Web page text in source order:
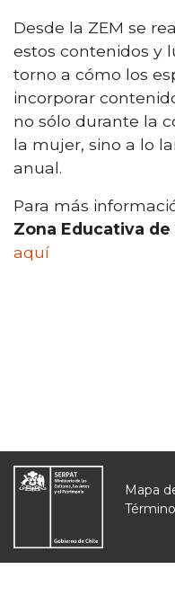
Desde la ZEM se
estos contenidos y
torno a cómo los
incorporar
no sólo durante la
la mujer, sino a lo
anual.
Para más
Zona Educativa de
aquí
Mapa